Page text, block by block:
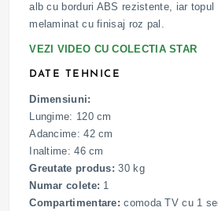
alb cu borduri ABS rezistente, iar
melaminat cu finisaj roz pal.
VEZI VIDEO CU COLECTIA STAR
DATE TEHNICE
Dimensiuni:
Lungime: 120 cm
Adancime: 42 cm
Inaltime: 46 cm
Greutate produs: 30 kg
Numar colete: 1
Compartimentare: comoda TV cu 1